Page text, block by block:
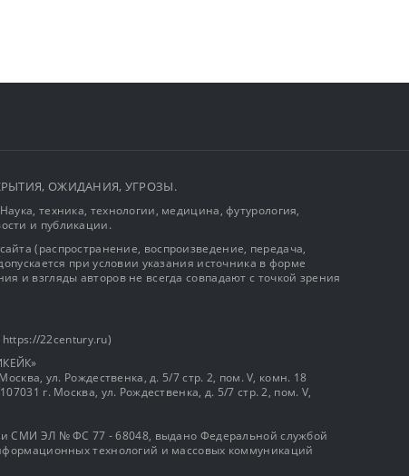
ОЖИДАНИЯ, УГРОЗЫ.
техника, технологии, медицина, футурология,
и публикации.
(распространение, воспроизведение, передача,
при условии указания источника в форме
и взгляды авторов не всегда совпадают с точкой зрения
https://22century.ru)
ул. Рождественка, д. 5/7 стр. 2, пом. V, комн. 18
г. Москва, ул. Рождественка, д. 5/7 стр. 2, пом. V,
СМИ ЭЛ № ФС 77 - 68048, выдано Федеральной службой
технологий и массовых коммуникаций